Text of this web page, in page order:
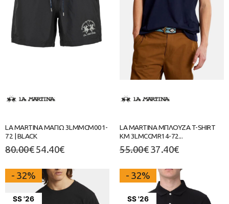
LA MARTINA ΜΑΓΙΩ 3LMMCM001-
72 | BLACK
80.00€ 54.40€
LA MARTINA ΜΠΛΟΥΖΑ T-SHIRT
ΚΜ 3LMCCMR14-72...
55.00€ 37.40€
SS '26
- 32%
SS '26
- 32%